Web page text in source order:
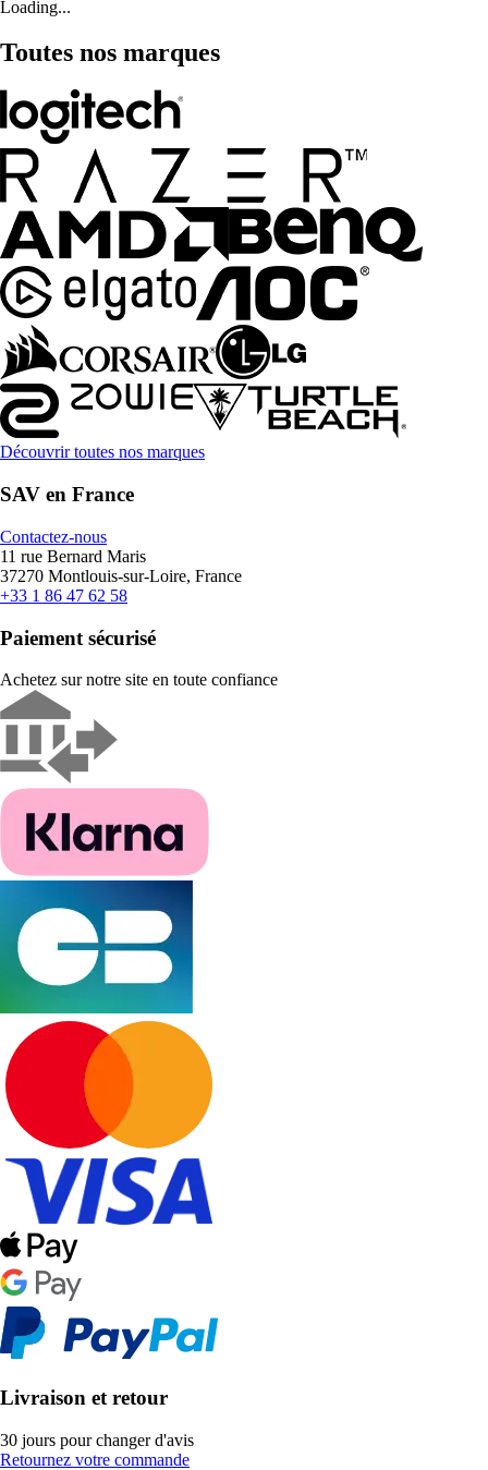
Loading...
Toutes nos marques
Découvrir toutes nos marques
SAV en France
Contactez-nous
11 rue Bernard Maris
37270 Montlouis-sur-Loire, France
+33 1 86 47 62 58
Paiement sécurisé
Achetez sur notre site en toute confiance
Livraison et retour
30 jours pour changer d'avis
Retournez votre commande